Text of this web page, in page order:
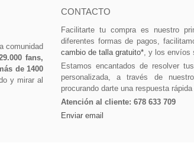
comunidad
fans,
de 1400
y mirar al
CONTACTO
Facilitarte tu compra es nuestro
diferentes formas de pagos,
cambio de talla gratuito* , y los envíos
Estamos encantados de resolver
personalizada, a través de
procurando darte una respuesta
Atención al cliente: 678 633 709
Enviar email